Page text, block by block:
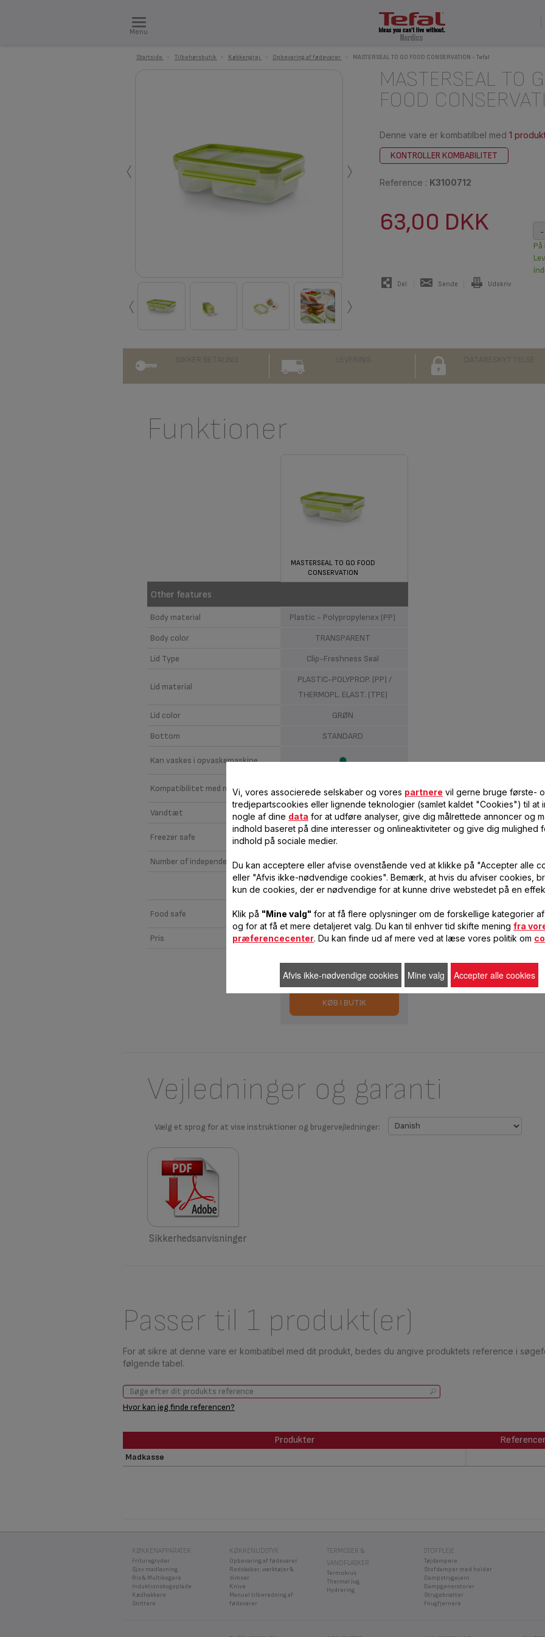
Menu
Startside Tilbehørsbutik Køkkengrej Opbevaring af fødevarer MASTERSEAL TO GO FOOD CONSERVATION - Tefal
‹ ›
‹ ›
MASTERSEAL TO
FOOD
Denne vare er kombatilbel med 1
KONTROLLER KOMBABILITET
Reference : K3100712
63,00 DKK -
På
Del Sende Udskriv
Funktioner
MASTERSEAL TO GO FOOD
CONSERVATION
Other features
Body material
Plastic - Polypropylenex (PP)
Body color
TRANSPARENT
Lid Type
Clip-Freshness Seal
Lid material
PLASTIC-POLYPROP. (PP) /
THERMOPL. ELAST. (TPE)
Lid color
GRØN
Bottom
STANDARD
Kan vaskes i opvaskemaskine
Kompatibilitet med mikrobølgeovn
Vandtæt Not relevant
Freezer safe
Number of independent parts 2
Food safe
Pris 63,00 DKK
KØB ONLINE
KØB I BUTIK
Vejledninger og garanti
Vælg et sprog for at vise instruktioner og brugervejledninger:
Sikkerhedsanvisninger
Passer til 1 produkt(er)
For at sikre at denne vare er kombatibel med dit produkt, bedes du angive produktets reference i
følgende tabel.
Hvor kan jeg finde referencen?
Produkter Referencer
Madkasse
KØKKENAPPARATER
Frituregryder
Sjov madlavning
Ris & Multikogere
Induktionskogeplade
Kødhakkere
Snittere
KØKKENUDSTYR
Opbevaring af fødevarer
Redskaber, værktøjer &
dimser
Knive
Manuel tilberedning af
fødevarer
TERMOSER &
VANDFLASKER
Termokrus
Thermal Jug
Hydrering
STOFPLEJE
Tøjdampere
Stofdamper med holder
Dampstrygejern
Dampgeneratorer
Strygebrætter
Fnugfjernere
Vi, vores associerede selskaber og vores partnere vil gerne bruge første-
tredjepartscookies eller lignende teknologier (samlet kaldet "Cookies") til at
nogle af dine data for at udføre analyser, give dig målrettede annoncer og
indhold baseret på dine interesser og onlineaktiviteter og give dig mulighed
indhold på sociale medier.
Du kan acceptere eller afvise ovenstående ved at klikke på "Accepter alle
eller "Afvis ikke-nødvendige cookies". Bemærk, at hvis du afviser cookies,
kun de cookies, der er nødvendige for at kunne drive webstedet på en
Klik på "Mine valg" for at få flere oplysninger om de forskellige kategorier
og for at få et mere detaljeret valg. Du kan til enhver tid skifte mening fra
præferencecenter. Du kan finde ud af mere ved at læse vores politik om
Afvis ikke-nødvendige cookies Mine valg Accepter alle cookies